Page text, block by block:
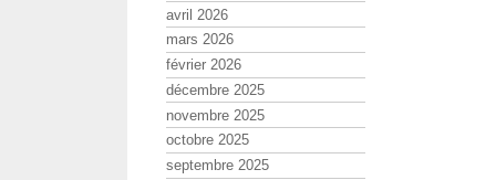
avril 2026
mars 2026
février 2026
décembre 2025
novembre 2025
octobre 2025
septembre 2025